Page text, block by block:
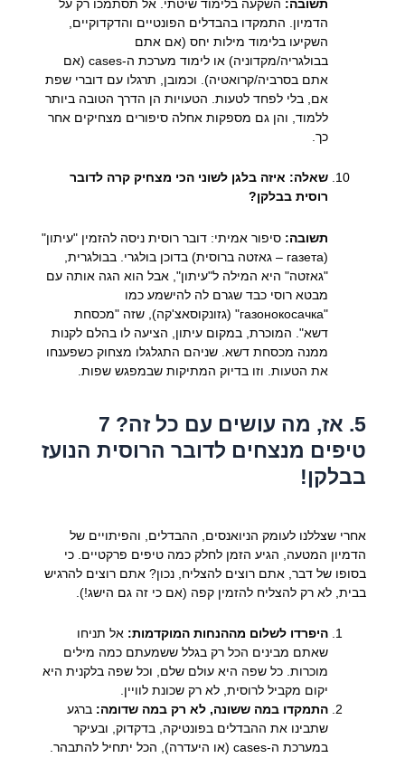
תשובה: השקעה בלימוד שיטתי. אל תסתמכו רק על
הדמיון. התמקדו בהבדלים הפונטיים והדקדוקיים,
השקיעו בלימוד מילות יחס (אם אתם
בבולגריה/מקדוניה) או לימוד מערכת ה-cases (אם
אתם בסרביה/קרואטיה). וכמובן, תרגלו עם דוברי שפת
אם, בלי לפחד לטעות. הטעויות הן הדרך הטובה ביותר
ללמוד, והן גם מספקות אחלה סיפורים מצחיקים אחר
כך.
שאלה: איזה בלגן לשוני הכי מצחיק קרה לדובר
רוסית בבלקן?
תשובה: סיפור אמיתי: דובר רוסית ניסה להזמין "עיתון"
(газета – גאזטה ברוסית) בדוכן בולגרי. בבולגרית,
"גאזטה" היא המילה ל"עיתון", אבל הוא הגה אותה עם
מבטא רוסי כבד שגרם לה להישמע כמו
"газонокосачка" (גזונקוסאצ'קה), שזה "מכסחת
דשא". המוכרת, במקום עיתון, הציעה לו בהלם לקנות
ממנה מכסחת דשא. שניהם התגלגלו מצחוק כשפענחו
את הטעות. וזו בדיוק המתיקות שבמפגש שפות.
5. אז, מה עושים עם כל זה? 7
טיפים מנצחים לדובר הרוסית הנועז
בבלקן!
אחרי שצללנו לעומק הניואנסים, ההבדלים, והפיתויים של
הדמיון המטעה, הגיע הזמן לחלק כמה טיפים פרקטיים. כי
בסופו של דבר, אתם רוצים להצליח, נכון? אתם רוצים להרגיש
בבית, לא רק להצליח להזמין קפה (אם כי זה גם הישג!).
היפרדו לשלום מההנחות המוקדמות: אל תניחו
שאתם מבינים הכל רק בגלל ששמעתם כמה מילים
מוכרות. כל שפה היא עולם שלם, וכל שפה בלקנית היא
יקום מקביל לרוסית, לא רק שכונת לוויין.
התמקדו במה ששונה, לא רק במה שדומה: ברגע
שתבינו את ההבדלים בפונטיקה, בדקדוק, ובעיקר
במערכת ה-cases (או היעדרה), הכל יתחיל להתבהר.